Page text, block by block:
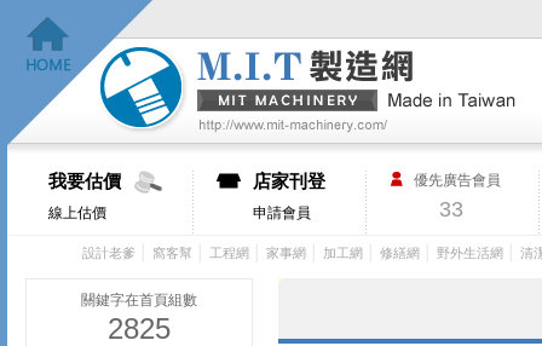
我要估價
線上估價
店家刊登
申請會員
優先廣告會員
33
設計老爹 窩客幫 工程網 家事網 加工網 修繕網 野外生活網 清
關鍵字在首頁組數
2825